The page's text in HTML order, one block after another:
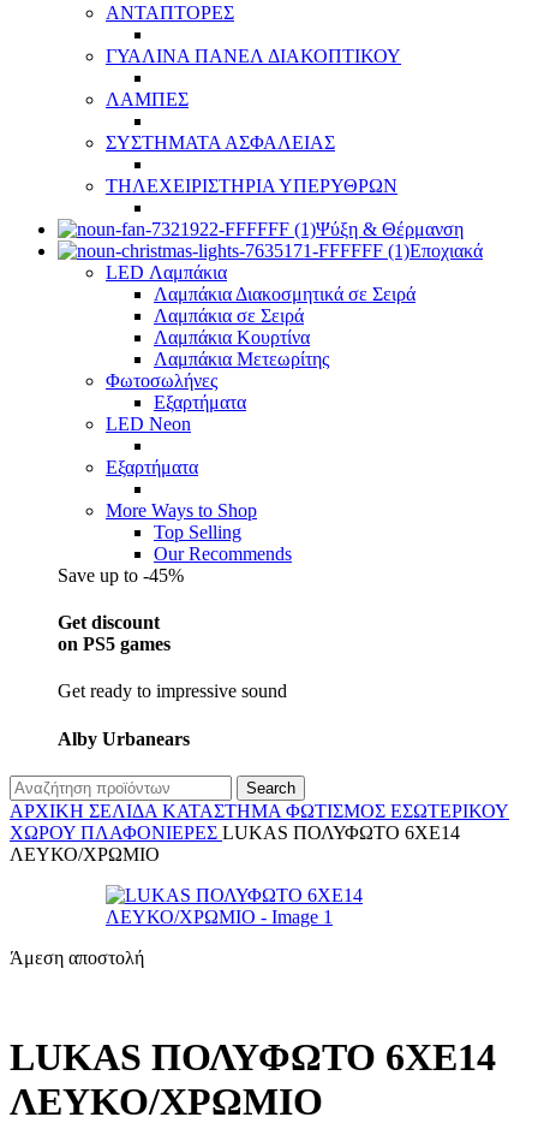
ΑΝΤΑΠΤΟΡΕΣ
ΓΥΑΛΙΝΑ ΠΑΝΕΛ ΔΙΑΚΟΠΤΙΚΟΥ
ΛΑΜΠΕΣ
ΣΥΣΤΗΜΑΤΑ ΑΣΦΑΛΕΙΑΣ
ΤΗΛΕΧΕΙΡΙΣΤΗΡΙΑ ΥΠΕΡΥΘΡΩΝ
Ψύξη & Θέρμανση
Εποχιακά
LED Λαμπάκια
Λαμπάκια Διακοσμητικά σε Σειρά
Λαμπάκια σε Σειρά
Λαμπάκια Κουρτίνα
Λαμπάκια Μετεωρίτης
Φωτοσωλήνες
Εξαρτήματα
LED Neon
Εξαρτήματα
More Ways to Shop
Top Selling
Our Recommends
Save up to -45%
Get discount
on PS5 games
Get ready to impressive sound
Alby Urbanears
Search
ΑΡΧΙΚΉ ΣΕΛΊΔΑ ΚΑΤΆΣΤΗΜΑ ΦΩΤΙΣΜΌΣ ΕΣΩΤΕΡΙΚΟΎ
ΧΏΡΟΥ ΠΛΑΦΟΝΙΈΡΕΣ LUKAS ΠΟΛΥΦΩΤΟ 6XE14
ΛΕΥΚΟ/ΧΡΩΜΙΟ
Άμεση αποστολή
LUKAS ΠΟΛΥΦΩΤΟ 6XE14
ΛΕΥΚΟ/ΧΡΩΜΙΟ